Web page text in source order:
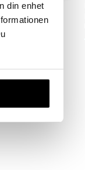
din enhet
Alligaattori
ALLIGATOR